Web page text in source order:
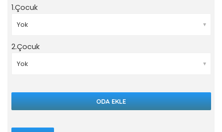
1.Çocuk
▼
2.Çocuk
▼
ODA EKLE